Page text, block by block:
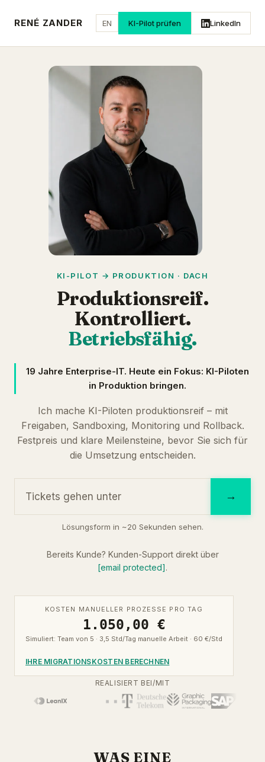
RENÉ ZANDER EN KI-Pilot prüfen LinkedIn
KI-PILOT → PRODUKTION · DACH
Produktionsreif.
Kontrolliert.
Betriebsfähig.
19 Jahre Enterprise-IT. Heute ein Fokus: KI-Piloten
in Produktion bringen.
Ich mache KI-Piloten produktionsreif – mit
Freigaben, Sandboxing, Monitoring und Rollback.
Festpreis und klare Meilensteine, bevor Sie sich für
die Umsetzung entscheiden.
→
Lösungsform in ~20 Sekunden sehen.
Bereits Kunde? Kunden-Support direkt über
[email protected].
KOSTEN MANUELLER PROZESSE PRO TAG
1.050,00 €
Simuliert: Team von 5 · 3,5 Std/Tag manuelle Arbeit · 60 €/Std
IHRE MIGRATIONSKOSTEN BERECHNEN
REALISIERT BEI/MIT
WAS EINE